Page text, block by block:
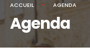
ACCUEIL AGENDA
Agenda